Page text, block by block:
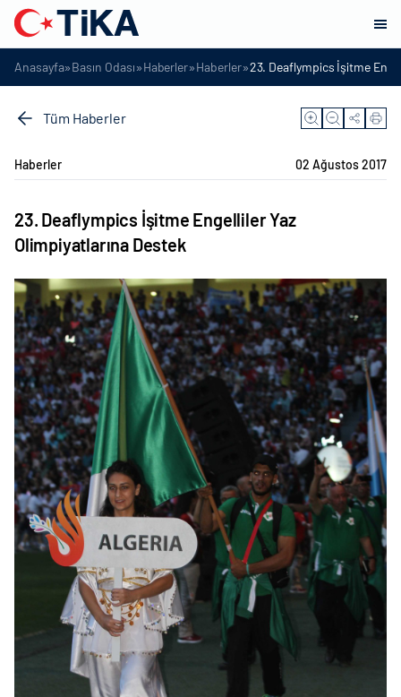
Anasayfa»Basın Odası»Haberler»Haberler»23. Deaflympics İşitme
Tüm Haberler
Haberler 02 Ağustos 2017
23. Deaflympics İşitme Engelliler Yaz
Olimpiyatlarına Destek